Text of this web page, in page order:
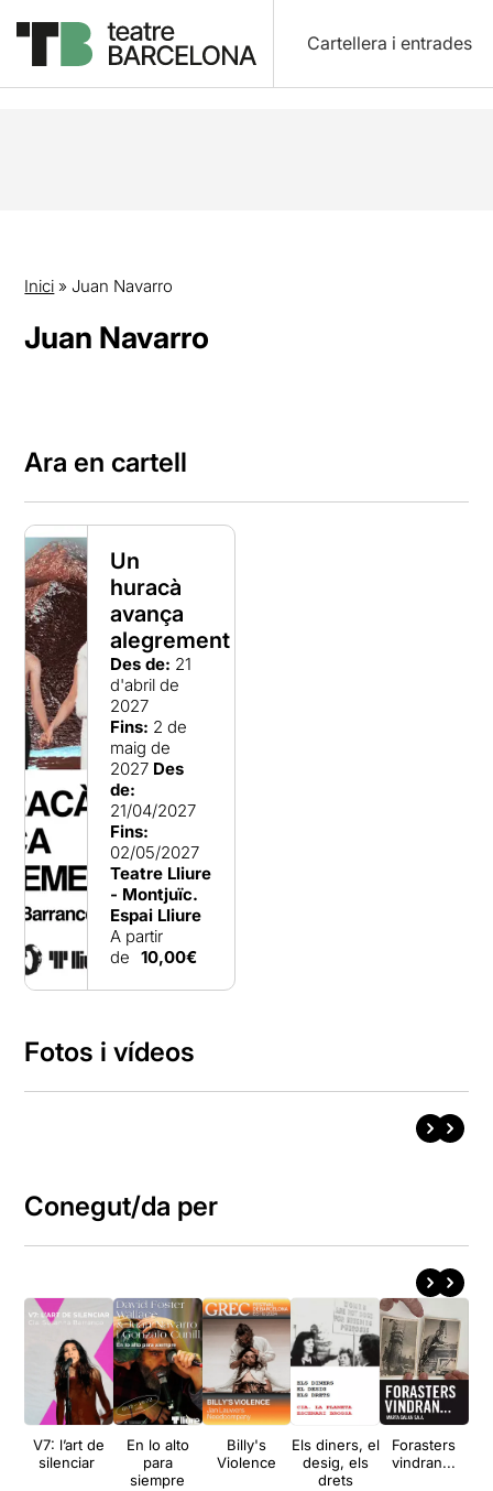
Cartellera i entrades
Inici » Juan Navarro
Juan Navarro
Ara en cartell
Un
huracà
avança
alegrement
Des de: 21
d'abril de
2027
Fins: 2 de
maig de
2027 Des
de:
21/04/2027
Fins:
02/05/2027
Teatre Lliure
- Montjuïc.
Espai Lliure
A partir
de 10,00€
Fotos i vídeos
Conegut/da per
V7: l’art de
silenciar
En lo alto
para
siempre
Billy's
Violence
Els diners, el
desig, els
drets
Forasters
vindran...